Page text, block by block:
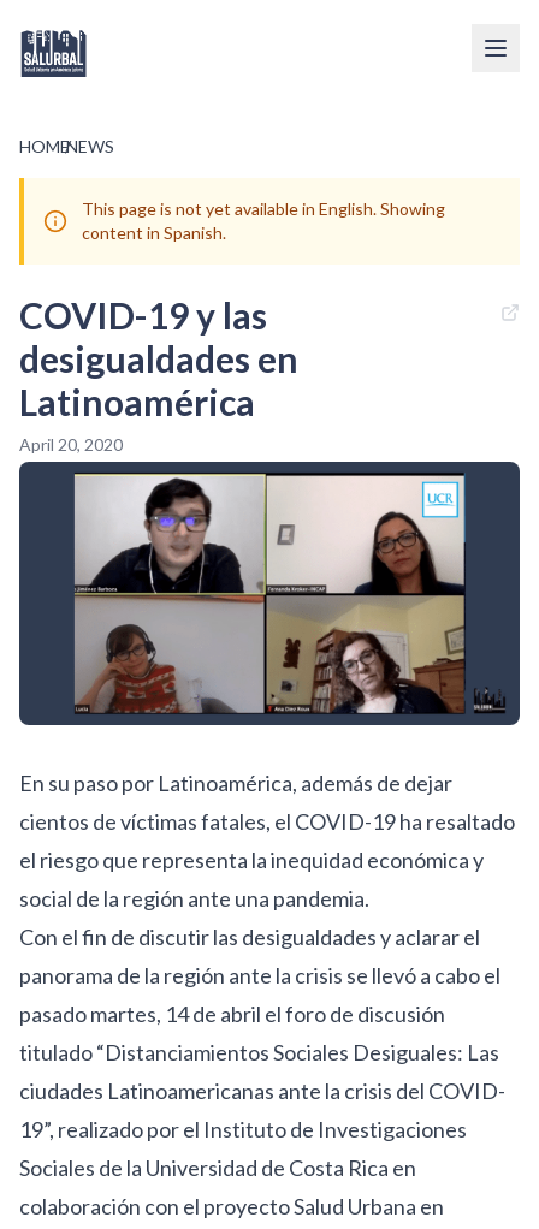
HOME/NEWS
This page is not yet available in English. Showing
content in Spanish.
COVID-19 y las
desigualdades en
Latinoamérica
April 20, 2020
En su paso por Latinoamérica, además de dejar
cientos de víctimas fatales, el COVID-19 ha resaltado
el riesgo que representa la inequidad económica y
social de la región ante una pandemia.
Con el fin de discutir las desigualdades y aclarar el
panorama de la región ante la crisis se llevó a cabo el
pasado martes, 14 de abril el foro de discusión
titulado“Distanciamientos Sociales Desiguales: Las
ciudades Latinoamericanas ante la crisis del COVID-
19”, realizado por el Instituto de Investigaciones
Sociales de la Universidad de Costa Rica en
colaboración con el proyecto Salud Urbana en